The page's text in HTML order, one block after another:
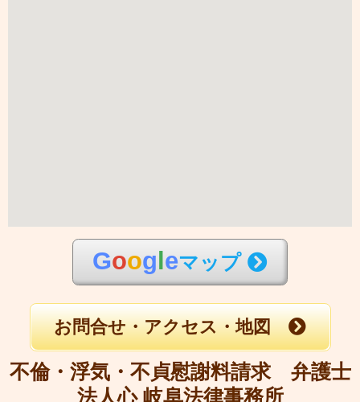
Goog eマップ
お問合せ・アクセス・地図
不倫・浮気・不貞慰謝料請求 弁護士
法人心 岐阜法律事務所